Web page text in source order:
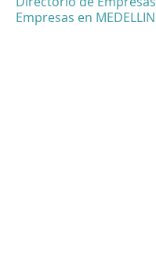
Empresas en MEDELLIN